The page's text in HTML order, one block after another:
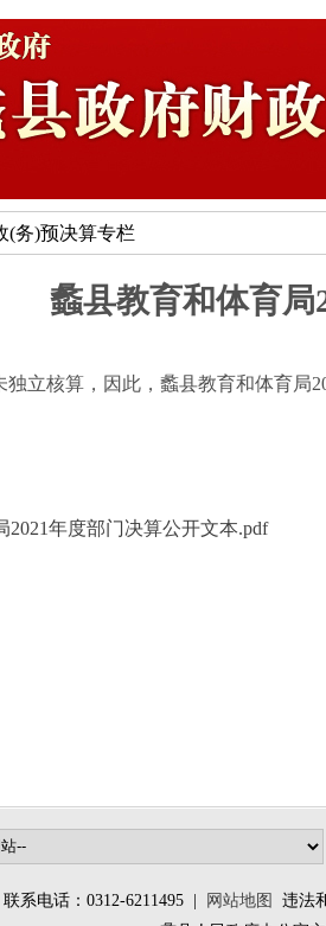
(务)预决算专栏
蠡县教育和体育局
立核算，因此，蠡县教育和体育局
2021年度部门决算公开文本.pdf
系电话：0312-6211495 | 网站地图
违法